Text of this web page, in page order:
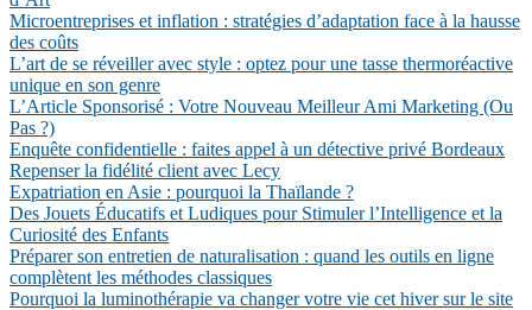
Microentreprises et inflation : stratégies d’adaptation face à la hausse
des coûts
L’art de se réveiller avec style : optez pour une tasse thermoréactive
unique en son genre
L’Article Sponsorisé : Votre Nouveau Meilleur Ami Marketing (Ou
Pas ?)
Enquête confidentielle : faites appel à un détective privé Bordeaux
Repenser la fidélité client avec Lecy
Expatriation en Asie : pourquoi la Thaïlande ?
Des Jouets Éducatifs et Ludiques pour Stimuler l’Intelligence et la
Curiosité des Enfants
Préparer son entretien de naturalisation : quand les outils en ligne
complètent les méthodes classiques
Pourquoi la luminothérapie va changer votre vie cet hiver sur le site